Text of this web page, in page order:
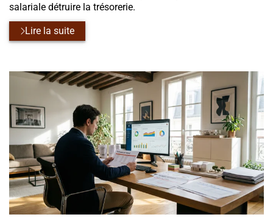
salariale détruire la trésorerie.
Lire la suite